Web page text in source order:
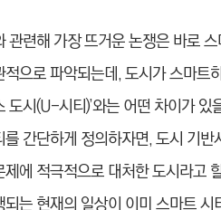
관련해 가장 뜨거운 논쟁은 바로 스
적으로 파악되는데, 도시가 스마트
도시(U-시티)’와는 어떤 차이가 있
간단하게 정의하자면, 도시 기
제에 적극적으로 대처한 도시라고
되는현재의 일상이 이미 스마트